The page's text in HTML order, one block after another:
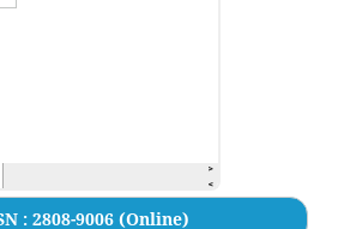
: 2808-9006 (Online)